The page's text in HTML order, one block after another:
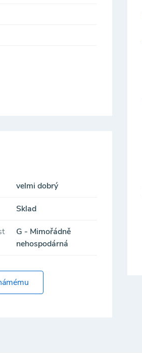
velmi dobrý
Sklad
G - Mimořádně
nehospodárná